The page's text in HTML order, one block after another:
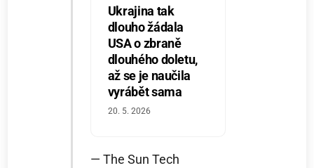
Ukrajina tak
dlouho žádala
USA o zbraně
dlouhého doletu,
až se je naučila
vyrábět sama
20. 5. 2026
— The Sun Tech